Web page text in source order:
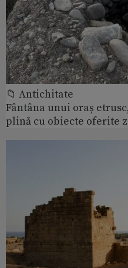
📁 Antichitate
Fântâna unui oraș
plină cu obiecte oferite